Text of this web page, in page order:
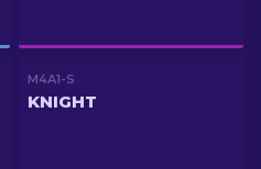
M4A1-S
KNIGHT